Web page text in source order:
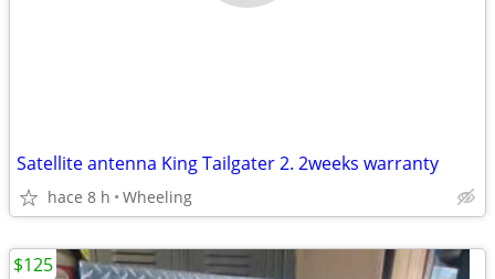
Satellite antenna King Tailgater 2. 2weeks warranty
hace 8 h Wheeling
$125